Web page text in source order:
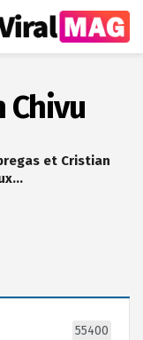
Chivu
et Cristian
55400